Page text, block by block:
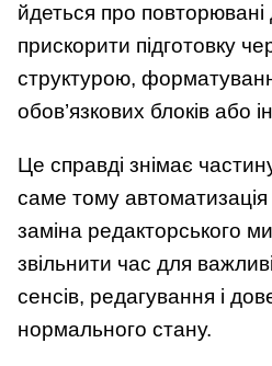
йдеться про повторювані
прискорити підготовку
структурою,
обов’язкових блоків або
Це справді знімає
саме тому
заміна редакторського
звільнити час для
сенсів, редагування і
нормального стану.